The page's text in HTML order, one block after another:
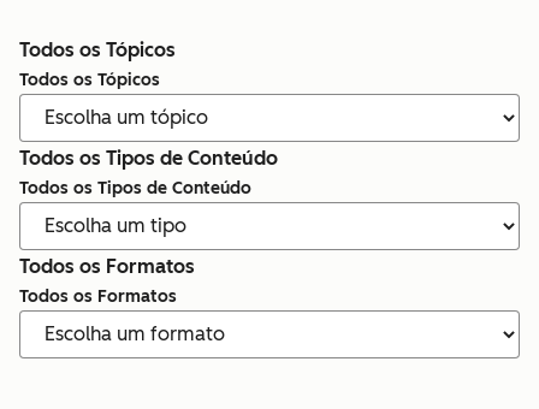
Todos os Tópicos
Todos os Tópicos
Todos os Tipos de Conteúdo
Todos os Tipos de Conteúdo
Todos os Formatos
Todos os Formatos